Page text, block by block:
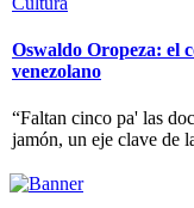
Oswaldo Oropeza: el
venezolano
“Faltan cinco pa' las
jamón, un eje clave de